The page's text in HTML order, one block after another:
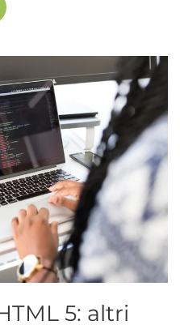
5: altri